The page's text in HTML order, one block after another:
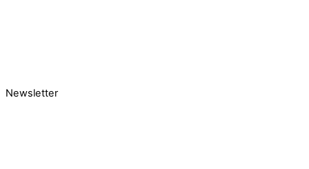
Newsletter